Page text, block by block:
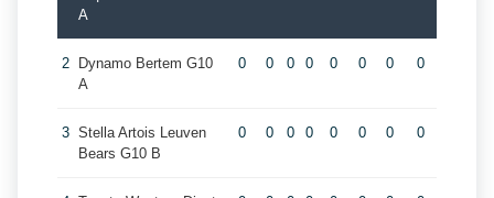
A
2
Dynamo Bertem G10
A
0 0 0 0 0 0 0 0
3 Stella Artois Leuven
Bears G10 B
0 0 0 0 0 0 0 0